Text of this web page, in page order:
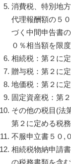
消費税、特別地
代理報酬額の５
づく中間申告書
０％相当額を限
相続税：第２に
贈与税：第２に
地価税：第２に
固定資産税：第
その他の税目(法
第２に定める税
不服申立書５０,
相続税物納申請
の税務書類を含